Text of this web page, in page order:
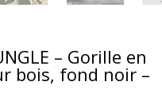
– Gorille en
bois, fond noir –